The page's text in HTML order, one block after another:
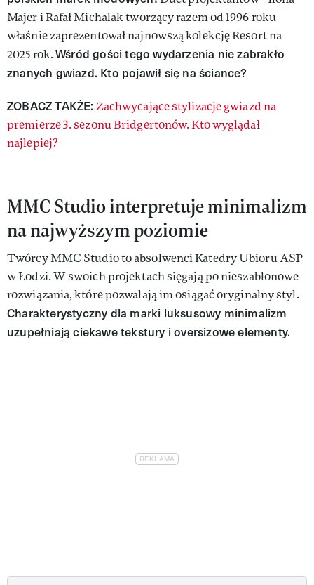
Majer i Rafał Michalak tworzący razem od 1996 roku
właśnie zaprezentował najnowszą kolekcję Resort na
2025 rok.Wśród gości tego wydarzenia nie zabrakło
znanych gwiazd. Kto pojawił się na ściance?
ZOBACZ TAKŻE: Zachwycające stylizacje gwiazd na
premierze 3. sezonu Bridgertonów. Kto wyglądał
najlepiej?
MMC Studio interpretuje minimalizm
na najwyższym poziomie
Twórcy MMC Studio to absolwenci Katedry Ubioru ASP
w Łodzi. W swoich projektach sięgają po nieszablonowe
rozwiązania, które pozwalają im osiągać oryginalny styl.
Charakterystyczny dla marki luksusowy minimalizm
uzupełniają ciekawe tekstury i oversizowe elementy.